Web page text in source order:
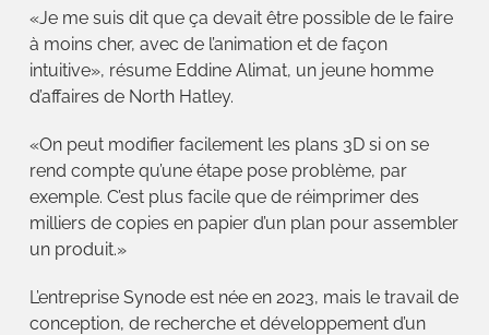
«Je me suis dit que ça devait être possible de le faire
à moins cher, avec de l’animation et de façon
intuitive», résume Eddine Alimat, un jeune homme
d’affaires de North Hatley.
«On peut modifier facilement les plans 3D si on se
rend compte qu’une étape pose problème, par
exemple. C’est plus facile que de réimprimer des
milliers de copies en papier d’un plan pour assembler
un produit.»
L’entreprise Synode est née en 2023, mais le travail de
conception, de recherche et développement d’un